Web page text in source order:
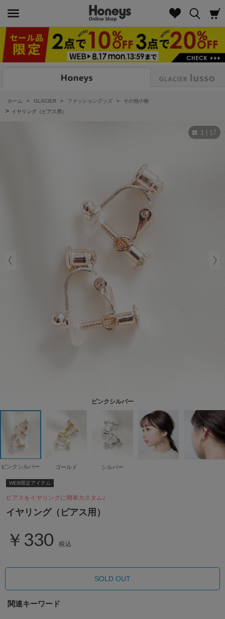
ホーム > GLACIER > ファッショングッズ > その他小物
> イヤリング（ピアス用）
1 | 17
ピンクシルバー
ピンクシルバー ゴールド シルバー
WEB限定アイテム
ピアスをイヤリングに簡単カスタム♪
イヤリング（ピアス用）
￥330 税込
SOLD OUT
関連キーワード